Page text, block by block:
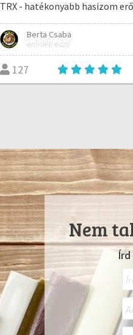
TRX - hatékonyabb hasizom
Berta Csaba
erőnléti edző
127
Nem
Írd